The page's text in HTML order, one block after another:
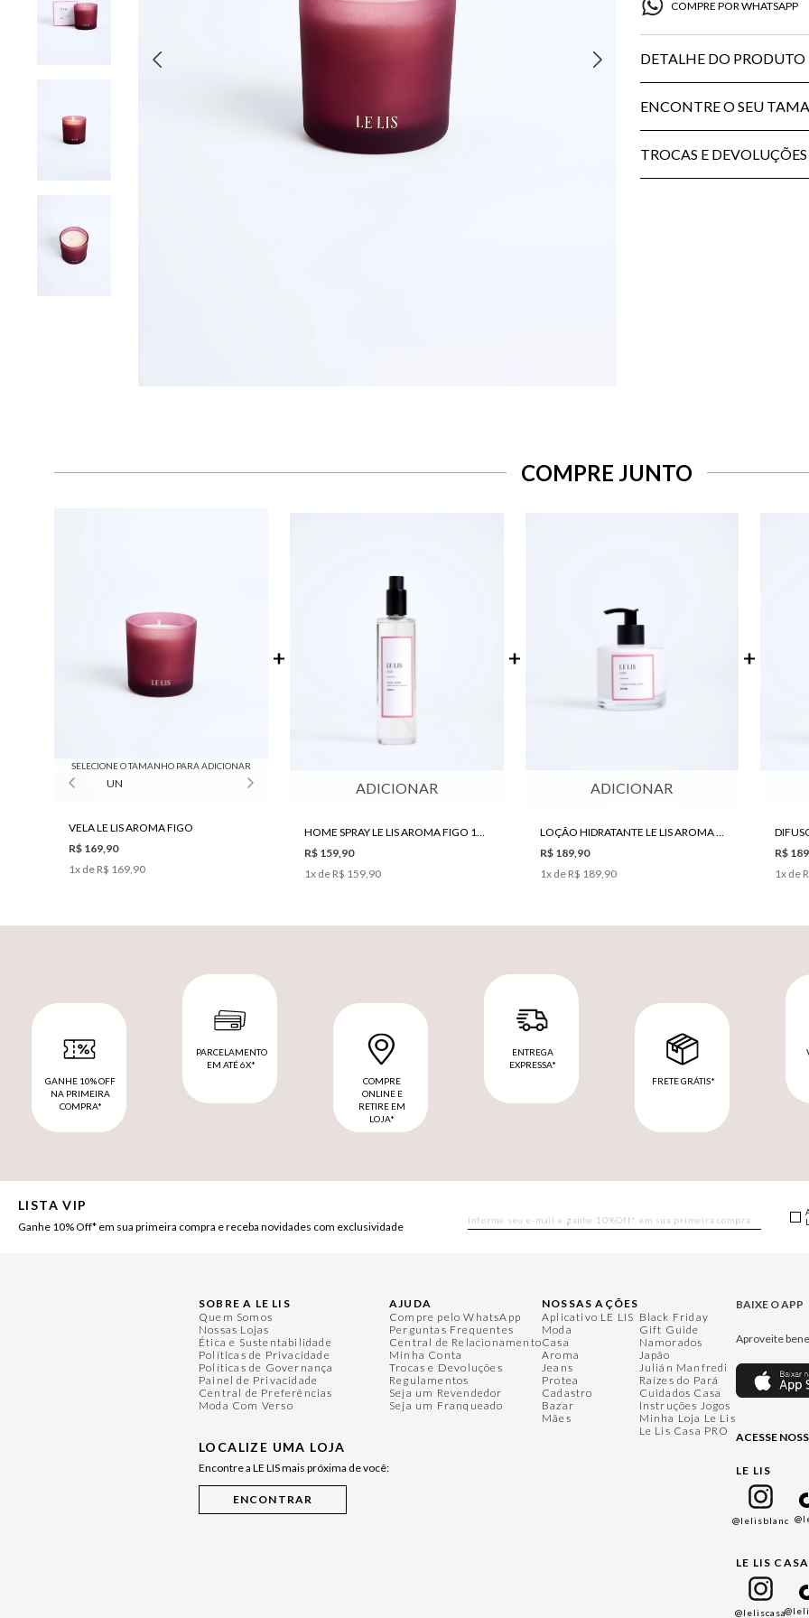
COMPRE POR WHATSAPP
DETALHE DO PRODUTO
ENCONTRE O SEU
TROCAS E DEVOLUÇÕES
COMPRE JUNTO
SELECIONE O TAMANHO PARA ADICIONAR
UN
VELA LE LIS AROMA FIGO
R$ 169,90
1x de R$ 169,90
ADICIONAR
HOME SPRAY LE LIS AROMA FIGO 150ML
R$ 159,90
1x de R$ 159,90
ADICIONAR
LOÇÃO HIDRATANTE LE LIS AROMA FIGO
R$ 189,90
1x de R$ 189,90
R$
1x de
GANHE 10% OFF
NA PRIMEIRA
COMPRA*
PARCELAMENTO
EM ATÉ 6X*
COMPRE
ONLINE E
RETIRE EM
LOJA*
ENTREGA
EXPRESSA*
FRETE GRÁTIS*
LISTA VIP
Ganhe 10% Off* em sua primeira compra e receba novidades com exclusividade
SOBRE A LE LIS
Quem Somos
Nossas Lojas
Ética e Sustentabilidade
Políticas de Privacidade
Políticas de Governança
Painel de Privacidade
Central de Preferências
Moda Com Verso
LOCALIZE UMA LOJA
Encontre a LE LIS mais próxima de você:
AJUDA
Compre pelo WhatsApp
Perguntas Frequentes
Central de Relacionamento
Minha Conta
Trocas e Devoluções
Regulamentos
Seja um Revendedor
Seja um Franqueado
NOSSAS AÇÕES
Aplicativo LE LIS
Moda
Casa
Aroma
Jeans
Protea
Cadastro
Bazar
Mães
Black Friday
Gift Guide
Namorados
Japão
Julián Manfredi
Raízes do Pará
Cuidados Casa
Instruções Jogos
Minha Loja Le Lis
Le Lis Casa PRO
BAIXE O APP
Aproveite
ACESSE
LE LIS
@lelisblanc
LE LIS CASA
@leliscasa